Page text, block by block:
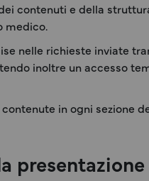
contenuti e della
medico.
nelle richieste inviate
inoltre un accesso
in ogni sezione